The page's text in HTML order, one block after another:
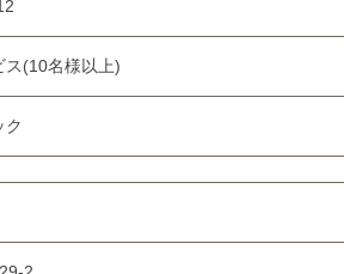
ス(10名様以上)
ク